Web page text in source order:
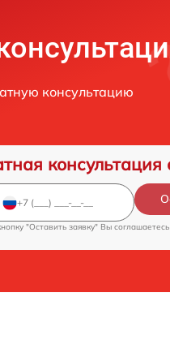
консультацию
"Оставить заявку" Вы